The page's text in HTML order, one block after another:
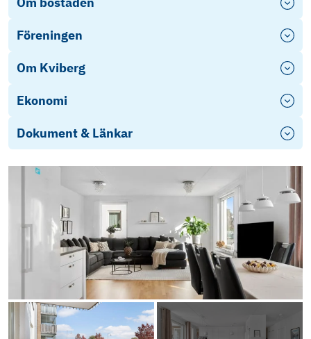
Föreningen
Om Kviberg
Ekonomi
Dokument & Länkar
Stadgar-2018-06-04
Ekonomisk plan
Energideklaration-Soldathemsgatan-20-22
Årsredovisning 2025